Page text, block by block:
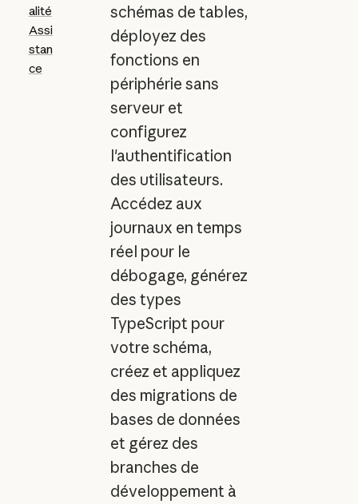
alité
Assi
stan
ce
schémas de tables,
déployez des
fonctions en
périphérie sans
serveur et
configurez
l'authentification
des utilisateurs.
Accédez aux
journaux en temps
réel pour le
débogage, générez
des types
TypeScript pour
votre schéma,
créez et appliquez
des migrations de
bases de données
et gérez des
branches de
développement à